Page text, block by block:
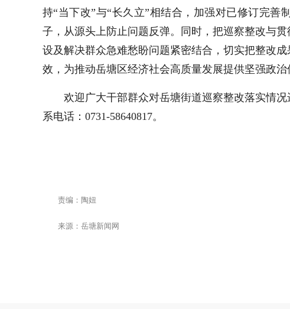
持“当下改”与“长久立”相结合，加强对已修订完
子，从源头上防止问题反弹。同时，把巡察整改与
设及解决群众急难愁盼问题紧密结合，切实把整改
效，为推动岳塘区经济社会高质量发展提供坚强政治
欢迎广大干部群众对岳塘街道巡察整改落实情
系电话：0731-58640817。
责编：陶妞
来源：岳塘新闻网